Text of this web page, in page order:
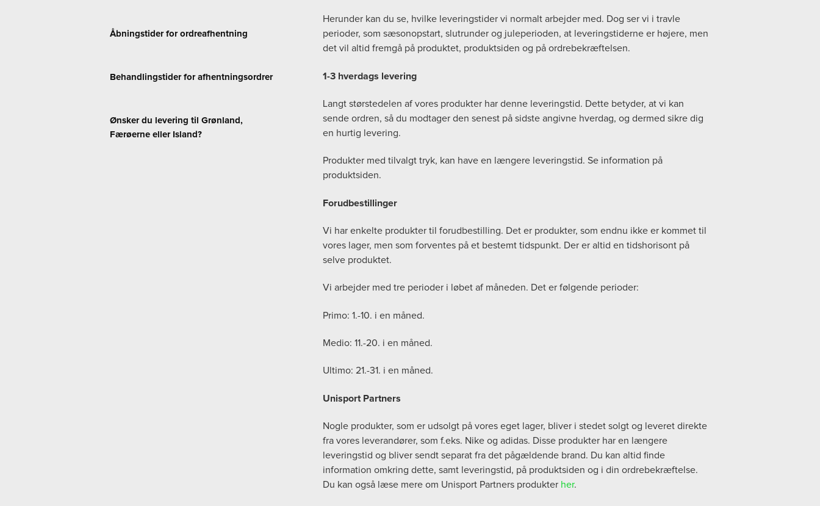
Herunder kan du se, hvilke leveringstider vi normalt arbejder med. Dog ser vi i travle
perioder, som sæsonopstart, slutrunder og juleperioden, at leveringstiderne er højere, men
det vil altid fremgå på produktet, produktsiden og på ordrebekræftelsen.
1-3 hverdags levering
Langt størstedelen af vores produkter har denne leveringstid. Dette betyder, at vi kan
sende ordren, så du modtager den senest på sidste angivne hverdag, og dermed sikre dig
en hurtig levering.
Produkter med tilvalgt tryk, kan have en længere leveringstid. Se information på
produktsiden.
Forudbestillinger
Vi har enkelte produkter til forudbestilling. Det er produkter, som endnu ikke er kommet til
vores lager, men som forventes på et bestemt tidspunkt. Der er altid en tidshorisont på
selve produktet.
Vi arbejder med tre perioder i løbet af måneden. Det er følgende perioder:
Primo: 1.-10. i en måned.
Medio: 11.-20. i en måned.
Ultimo: 21.-31. i en måned.
Unisport Partners
Nogle produkter, som er udsolgt på vores eget lager, bliver i stedet solgt og leveret direkte
fra vores leverandører, som f.eks. Nike og adidas. Disse produkter har en længere
leveringstid og bliver sendt separat fra det pågældende brand. Du kan altid finde
information omkring dette, samt leveringstid, på produktsiden og i din ordrebekræftelse.
Du kan også læse mere om Unisport Partners produkter her.
Åbningstider for ordreafhentning
Behandlingstider for afhentningsordrer
Ønsker du levering til Grønland,
Færøerne eller Island?